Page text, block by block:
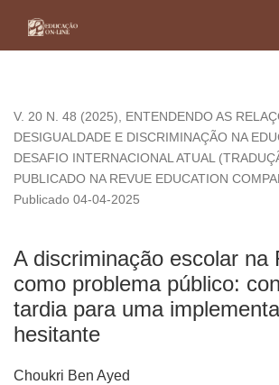
V. 20 N. 48 (2025), ENTENDENDO AS
DESIGUALDADE E DISCRIMINAÇÃO NA
DESAFIO INTERNACIONAL ATUAL
PUBLICADO NA REVUE EDUCATION
A discriminação escolar na
como problema público:
tardia para uma
hesitante
Publicado 04-04-2025
Choukri Ben Ayed